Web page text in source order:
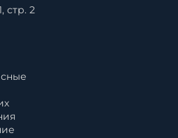
стр. 2